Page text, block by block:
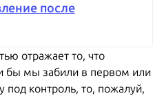
после
отражает то, что
бы мы забили в первом или
под контроль, то, пожалуй,